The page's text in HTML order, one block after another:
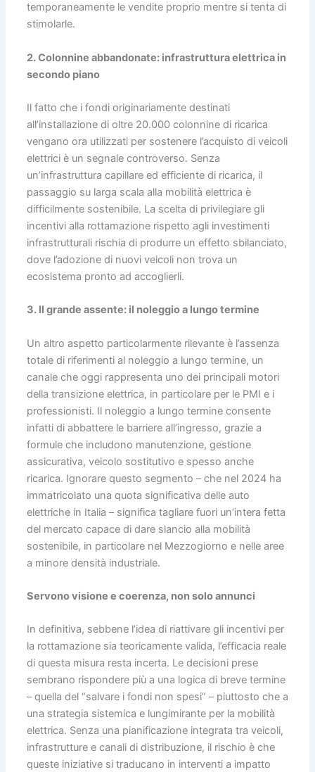
temporaneamente le vendite proprio mentre si tenta di
stimolarle.
2. Colonnine abbandonate: infrastruttura elettrica in
secondo piano
Il fatto che i fondi originariamente destinati
all’installazione di oltre 20.000 colonnine di ricarica
vengano ora utilizzati per sostenere l’acquisto di veicoli
elettrici è un segnale controverso. Senza
un’infrastruttura capillare ed efficiente di ricarica, il
passaggio su larga scala alla mobilità elettrica è
difficilmente sostenibile. La scelta di privilegiare gli
incentivi alla rottamazione rispetto agli investimenti
infrastrutturali rischia di produrre un effetto sbilanciato,
dove l’adozione di nuovi veicoli non trova un
ecosistema pronto ad accoglierli.
3. Il grande assente: il noleggio a lungo termine
Un altro aspetto particolarmente rilevante è l’assenza
totale di riferimenti al noleggio a lungo termine, un
canale che oggi rappresenta uno dei principali motori
della transizione elettrica, in particolare per le PMI e i
professionisti. Il noleggio a lungo termine consente
infatti di abbattere le barriere all’ingresso, grazie a
formule che includono manutenzione, gestione
assicurativa, veicolo sostitutivo e spesso anche
ricarica. Ignorare questo segmento – che nel 2024 ha
immatricolato una quota significativa delle auto
elettriche in Italia – significa tagliare fuori un’intera fetta
del mercato capace di dare slancio alla mobilità
sostenibile, in particolare nel Mezzogiorno e nelle aree
a minore densità industriale.
Servono visione e coerenza, non solo annunci
In definitiva, sebbene l’idea di riattivare gli incentivi per
la rottamazione sia teoricamente valida, l’efficacia reale
di questa misura resta incerta. Le decisioni prese
sembrano rispondere più a una logica di breve termine
– quella del “salvare i fondi non spesi” – piuttosto che a
una strategia sistemica e lungimirante per la mobilità
elettrica. Senza una pianificazione integrata tra veicoli,
infrastrutture e canali di distribuzione, il rischio è che
queste iniziative si traducano in interventi a impatto